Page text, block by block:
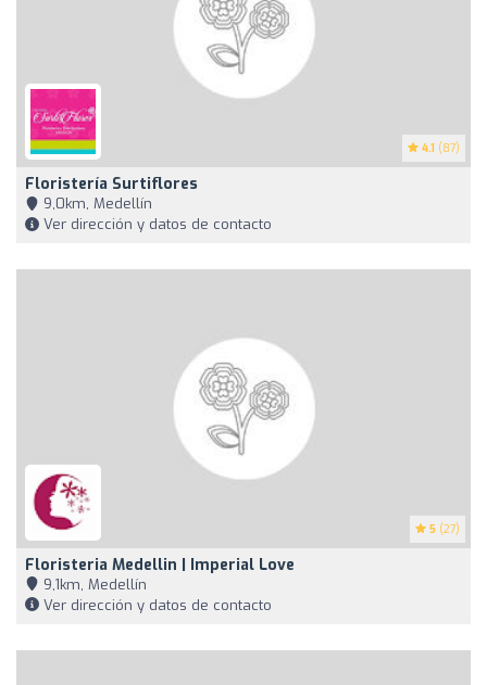
4.1 (87)
Floristería Surtiflores
9,0km, Medellín
Ver dirección y datos de contacto
5 (27)
Floristeria Medellin | Imperial Love
9,1km, Medellín
Ver dirección y datos de contacto